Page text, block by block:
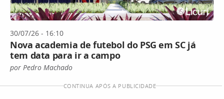
30/07/26 - 16:10
Nova academia de futebol do PSG em SC já
tem data para ir a campo
por Pedro Machado
CONTINUA APÓS A PUBLICIDADE